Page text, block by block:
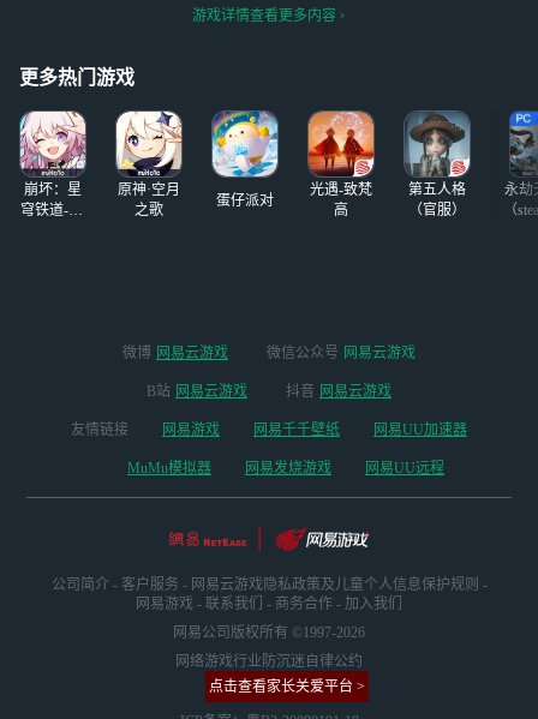
月24日 【互动有
分别抽五位友友送
【秀图有奖】评论
区秀出你的永劫夏
日搭配及
景： 玉玲珑出自
隐族的通教，涂山
氏就是其中一脉，
涂
游戏详情查看更多内容
更多热门游戏
崩坏：星
穹铁道-4.4
原神·空月
之歌
蛋仔派对
光遇-致梵
高
第五人格
（官服）
永劫
（
微博 网易云游戏 微信公众号 网易云游戏
B站 网易云游戏 抖音 网易云游戏
友情链接 网易游戏 网易千千壁纸 网易UU加速器
MuMu模拟器 网易发烧游戏 网易UU远程
公司简介 - 客户服务 - 网易云游戏隐私政策及儿童个人信息保护规则 -
网易游戏 - 联系我们 - 商务合作 - 加入我们
网易公司版权所有 ©1997-2026
网络游戏行业防沉迷自律公约
点击查看家长关爱平台 >